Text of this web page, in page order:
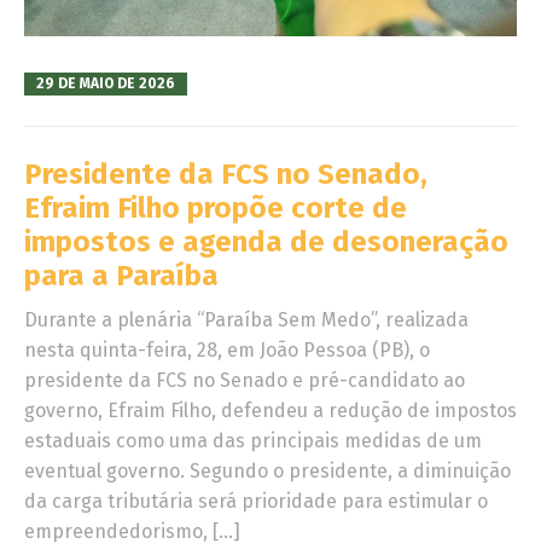
29 DE MAIO DE 2026
Presidente da FCS no Senado,
Efraim Filho propõe corte de
impostos e agenda de desoneração
para a Paraíba
Durante a plenária “Paraíba Sem Medo”, realizada
nesta quinta-feira, 28, em João Pessoa (PB), o
presidente da FCS no Senado e pré-candidato ao
governo, Efraim Filho, defendeu a redução de impostos
estaduais como uma das principais medidas de um
eventual governo. Segundo o presidente, a diminuição
da carga tributária será prioridade para estimular o
empreendedorismo, […]